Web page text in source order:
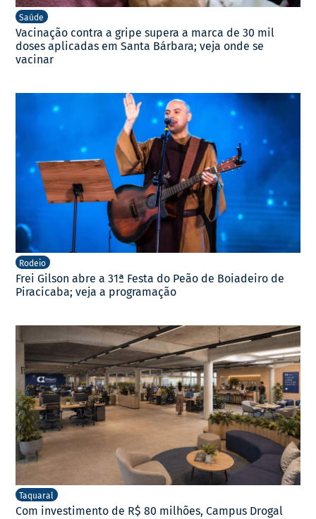
Saúde
Vacinação contra a gripe supera a marca de 30 mil
doses aplicadas em Santa Bárbara; veja onde se
vacinar
Rodeio
Frei Gilson abre a 31ª Festa do Peão de Boiadeiro de
Piracicaba; veja a programação
Taquaral
Com investimento de R$ 80 milhões, Campus Drogal